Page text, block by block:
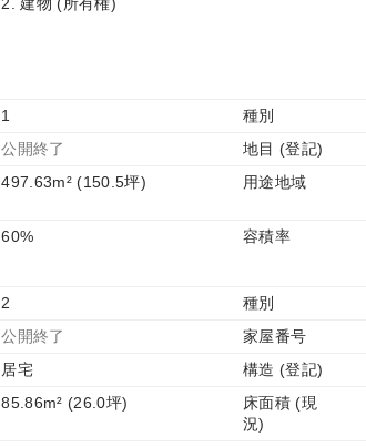
1 種別
公開終了 地目 (登記)
497.63m² (150.5坪) 用途地域
60% 容積率
2 種別
公開終了 家屋番号
居宅 構造 (登記)
85.86m² (26.0坪)
床面積 (現
況)